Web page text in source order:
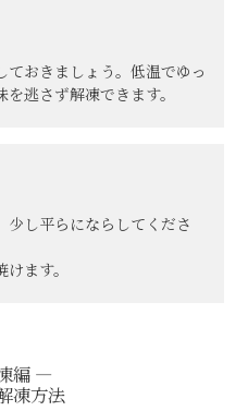
おきましょう。低温でゆっ
逃さず解凍できます。
し平らにならしてくださ
ます。
編 ―
凍方法